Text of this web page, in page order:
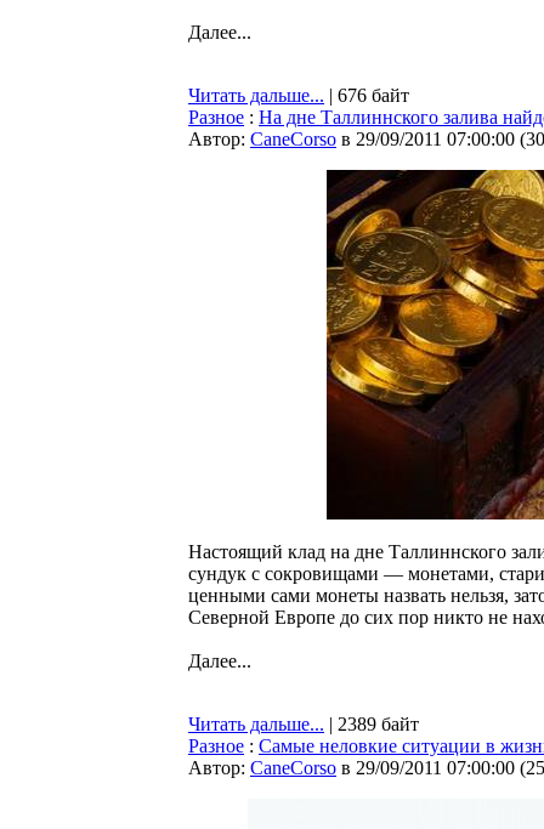
Далее...
Читать дальше... | 676 байт
Разное : На дне Таллиннского залива
Автор: CaneCorso в 29/09/2011 07:00:00 (
Настоящий клад на дне Таллиннского
сундук с сокровищами — монетами,
ценными сами монеты назвать нельзя,
Северной Европе до сих пор никто не
Далее...
Читать дальше... | 2389 байт
Разное : Самые неловкие ситуации в
Автор: CaneCorso в 29/09/2011 07:00:00 (